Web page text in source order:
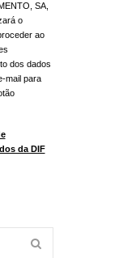
SA,
o
ao
dos dados
mail para
da DIF